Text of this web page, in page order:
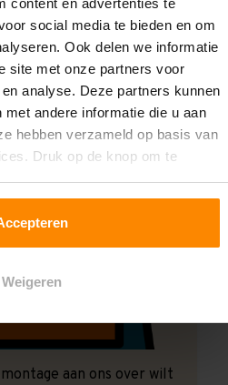
content en advertenties te
social media te bieden en om
Ook delen we informatie
site met onze partners voor
analyse. Deze partners kunnen
andere informatie die u aan
hebben verzameld op basis van
Druk op de knop om te
Weigeren
aan ons over wilt